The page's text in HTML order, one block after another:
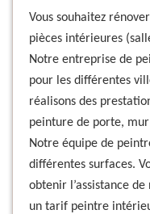
Vous souhaitez
pièces intérieures
Notre entreprise de
pour les différentes
réalisons des
peinture de porte,
Notre équipe de
différentes surfaces.
obtenir l’assistance
un tarif peintre